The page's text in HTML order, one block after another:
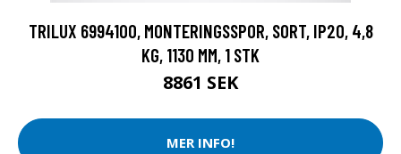
TRILUX 6994100, MONTERINGSSPOR, SORT, IP20, 4,8
KG, 1130 MM, 1 STK
8861 SEK
MER INFO!